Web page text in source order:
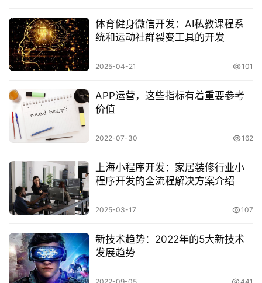
​体育健身微信开发：AI私教课程系
统和运动社群裂变工具的开发
2025-04-21 101
APP运营，这些指标有着重要参考
价值
2022-07-30 162
上海小程序开发：家居装修行业小
程序开发的全流程解决方案介绍
2025-03-17 107
新技术趋势：2022年的5大新技术
发展趋势